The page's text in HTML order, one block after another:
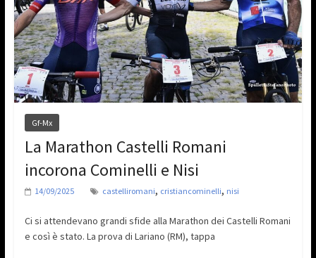
Gf-Mx
La Marathon Castelli Romani
incorona Cominelli e Nisi
14/09/2025 castelliromani, cristiancominelli, nisi
Ci si attendevano grandi sfide alla Marathon dei Castelli Romani
e così è stato. La prova di Lariano (RM), tappa